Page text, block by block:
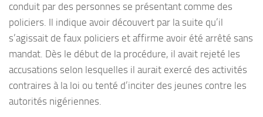
conduit par des personnes se présentant comme des
policiers. Il indique avoir découvert par la suite qu’il
s’agissait de faux policiers et affirme avoir été arrêté sans
mandat. Dès le début de la procédure, il avait rejeté les
accusations selon lesquelles il aurait exercé des activités
contraires à la loi ou tenté d’inciter des jeunes contre les
autorités nigériennes.